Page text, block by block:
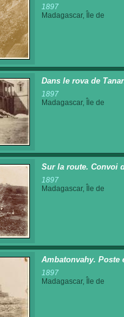
1897
Madagascar, Île de
Dans le rova de
1897
Madagascar, Île de
Sur la route. Convoi
1897
Madagascar, Île de
Ambatonvahy. Poste
1897
Madagascar, Île de